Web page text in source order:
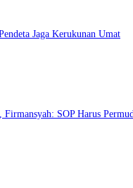
Jaga Kerukunan Umat
Firmansyah: SOP Harus